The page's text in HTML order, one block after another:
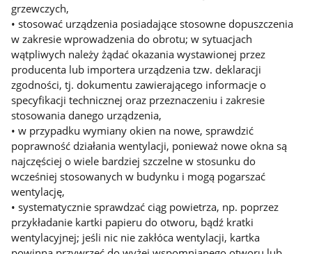
grzewczych,
• stosować urządzenia posiadające stosowne dopuszczenia
w zakresie wprowadzenia do obrotu; w sytuacjach
wątpliwych należy żądać okazania wystawionej przez
producenta lub importera urządzenia tzw. deklaracji
zgodności, tj. dokumentu zawierającego informacje o
specyfikacji technicznej oraz przeznaczeniu i zakresie
stosowania danego urządzenia,
• w przypadku wymiany okien na nowe, sprawdzić
poprawność działania wentylacji, ponieważ nowe okna są
najczęściej o wiele bardziej szczelne w stosunku do
wcześniej stosowanych w budynku i mogą pogarszać
wentylację,
• systematycznie sprawdzać ciąg powietrza, np. poprzez
przykładanie kartki papieru do otworu, bądź kratki
wentylacyjnej; jeśli nic nie zakłóca wentylacji, kartka